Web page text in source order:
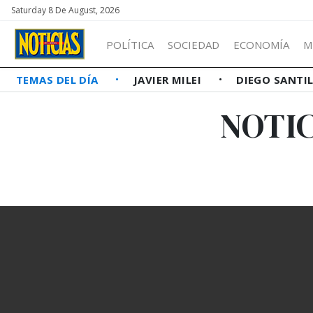
Saturday 8 De August, 2026
POLÍTICA SOCIEDAD ECONOMÍA
TEMAS DEL DÍA JAVIER MILEI DIEGO